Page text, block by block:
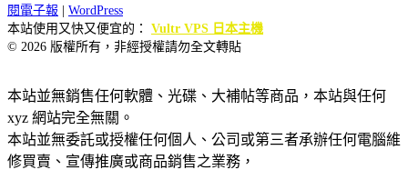
閱電子報
WordPress
本站使用又快又便宜的： Vultr VPS 日本主機
© 2026 版權所有，非經授權請勿全文轉貼
本站並無銷售任何軟體、光碟、大補帖等商品，本站與任何
xyz 網站完全無關。
本站並無委託或授權任何個人、公司或第三者承辦任何電腦維
修買賣、宣傳推廣或商品銷售之業務，